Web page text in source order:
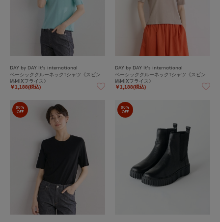
DAY by DAY It's international
ベーシッククルーネックTシャツ《スビン
綿MIXフライス》
￥1,188(税込)
DAY by DAY It's international
ベーシッククルーネックTシャツ《スビン
綿MIXフライス》
￥1,188(税込)
80%
OFF
80%
OFF